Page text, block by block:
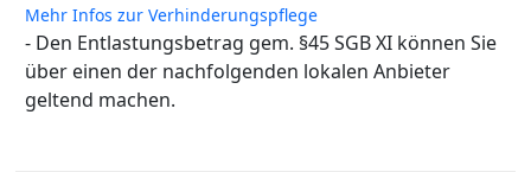
Mehr Infos zur Verhinderungspflege
- Den Entlastungsbetrag gem. §45 SGB XI können Sie
über einen der nachfolgenden lokalen Anbieter
geltend machen.